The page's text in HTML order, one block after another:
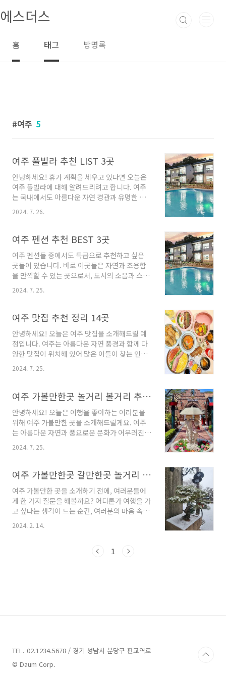
에스더스
홈 태그 방명록
여주 5
여주 풀빌라 추천 LIST 3곳
안녕하세요! 휴가 계획을 세우고 있다면 오늘은
여주 풀빌라에 대해 알려드리려고 합니다. 여주
는 국내에서도 아름다운 자연 경관과 유명한 관
광지로 유명한 도시입니다. 이곳에서 여행을 즐
기는 방법 중 하나로 풀빌라 숙박을 선택해보는
보았고, 그 중에서도 최고의 업체들을 소개하고
해 함께 알아보시죠!여주 풀빌라 3곳 추천 1. 올
에이풀빌라 추천주소 : 경기 여주시 강천면 가정
긴골길 128-6펜션 서울 근교에서 자연과 휴식
을 함께 즐길 수 있는 여주 풀빌라가 소개됩니다.
이나 커플들에게 사랑을 받고 있습니다. 특히, 강
남권에서 1..
2024. 7. 26.
여주 펜션 추천 BEST 3곳
여주 펜션들 중에서도 특급으로 추천하고 싶은
곳들이 있습니다. 바로 이곳들은 자연과 조용함
을 만끽할 수 있는 곳으로서, 도시의 소음과 스트
레스에서 벗어나고 싶은 분들에게 안성맞춤입니
다. 오늘은 여러분들께 저희가 선정한 여주 펜션
션으로 바로 이동해볼까요?여주 펜션 3곳 정
면 가정긴골길 128-6펜션 여주 펜션 소개: 올에
이 풀빌라, 블루하우스, 그린하우스경기 여주시
에 위치한 올에이 풀빌라는 독채형 펜션으로, 수
도권과 서울 근교에서 자연과 휴식을 동시에 즐
추억을 만들어줄 수 있습니다. 또한, 소규모 팀들
의 워크숍 ..
2024. 7. 25.
여주 맛집 추천 정리 14곳
안녕하세요! 오늘은 여주 맛집을 소개해드릴 예
정입니다. 여주는 아름다운 자연 풍경과 함께 다
양한 맛집이 위치해 있어 많은 이들이 찾는 인기
있는 여행지입니다. 이 글에서는 여주에서 꼭 가
봐야 할 맛집들을 소개해드리겠습니다. 함께 맛
개 1. 카쿠레가 여주점 소개주소 : 경기 여주시
세종로 314 1층일식당 강원도 원주의 일본 가정
식 -찐맛집- 카쿠레가가 드디어 여주에도 상륙하
였습니다.원주에서 이미 모르는 사람이 없을 정
도의 찐 맛집!이제는 여주에서도 느껴보세요.여
주의 숨은 찐 맛집으로 sns에서도 매우 핫한 카
연인들의 데이트 코스이면서 가족과의 행복한 외
식도 가능하고 ..
2024. 7. 25.
여주 가볼만한곳 놀거리 볼거리 추천해요
안녕하세요! 오늘은 여행을 좋아하는 여러분을
위해 여주 가볼만한 곳을 소개해드릴게요. 여주
는 아름다운 자연과 풍요로운 문화가 어우러진
에서 특별한 경험을 만들어보고 싶다면 지금 바
여주 가볼만한곳 10곳 정보 1. 루덴시아 테마파
크 정보주소 : 경기 여주시 산북면 금품1로 177
여주 루덴시아테마파크 루덴시아 테마파크는 경
기 여주시에 위치한 유럽 문화와 예술을 담은 놀
이터입니다. 놀이를 통해 아이들과 어른들이 삶
을 풍요롭게 만들 수 있도록 설계되었습니다.일
수 있는 공간입니다. 여기에서는 아련한 추억을
2024. 7. 25.
여주 가볼만한곳 갈만한곳 놀거리 최고
여주 가볼만한 곳을 소개하기 전에, 여러분들에
게 한 가지 질문을 해볼까요? 어디론가 여행을 가
고 싶다는 생각이 드는 순간, 여러분의 마음 속에
서 산책하며 힐링을 찾고 싶을까요? 아니면 역사
음일까요? 이번 블로그에서는 한국의 작은 도시
2024. 2. 14.
1
TEL. 02.1234.5678 / 경기 성남시 분당구 판교역로
© Daum Corp.